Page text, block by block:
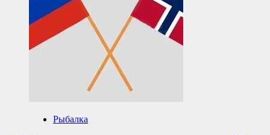
Рыбалка